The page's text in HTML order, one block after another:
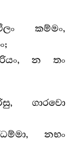
කම්මං,
න තං
ගාරවො
නභං